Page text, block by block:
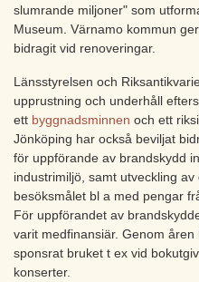
slumrande miljoner" som
Museum. Värnamo kommun
bidragit vid renoveringar.
Länsstyrelsen och
upprustning och underhåll
ett byggnadsminnen och ett
Jönköping har också beviljat
för uppförande av brandskydd
industrimiljö, samt utveckling
besöksmålet bl a med pengar
För uppförandet av
varit medfinansiär. Genom
sponsrat bruket t ex vid
konserter.